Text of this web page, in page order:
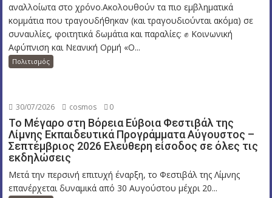
αναλλοίωτα στο χρόνο.Ακολουθούν τα πιο εμβληματικά
κομμάτια που τραγουδήθηκαν (και τραγουδιούνται ακόμα) σε
συναυλίες, φοιτητικά δωμάτια και παραλίες: ✊ Κοινωνική
Αφύπνιση και Νεανική Ορμή «Ο...
Πολιτισμός
30/07/2026 cosmos 0
Το Μέγαρο στη Βόρεια Εύβοια Φεστιβάλ της
Λίμνης Εκπαιδευτικά Προγράμματα Αύγουστος –
Σεπτέμβριος 2026 Ελεύθερη είσοδος σε όλες τις
εκδηλώσεις
Μετά την περσινή επιτυχή έναρξη, το Φεστιβάλ της Λίμνης
επανέρχεται δυναμικά από 30 Αυγούστου μέχρι 20...